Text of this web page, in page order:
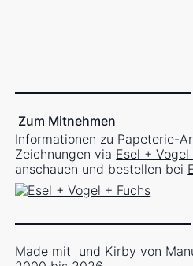
Zum Mitnehmen
Informationen zu Papeterie-
Zeichnungen via Esel + Vogel
anschauen und bestellen bei
Made mit und Kirby von